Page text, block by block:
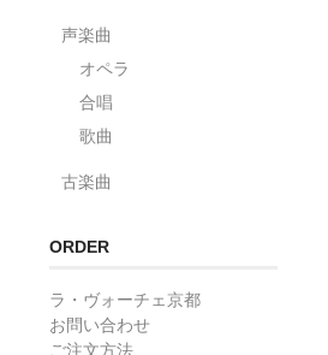
声楽曲
オペラ
合唱
歌曲
古楽曲
ORDER
ラ・ヴォーチェ京都
お問い合わせ
ご注文方法